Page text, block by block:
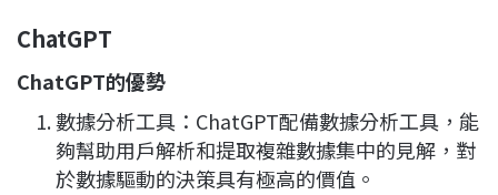
ChatGPT
ChatGPT的優勢
數據分析工具：ChatGPT配備數據分析工具，能
夠幫助用戶解析和提取複雜數據集中的見解，對
於數據驅動的決策具有極高的價值。